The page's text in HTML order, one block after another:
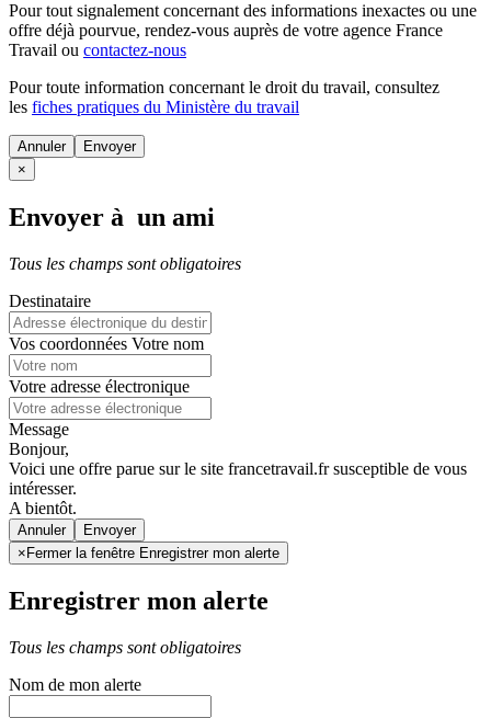
Pour tout signalement concernant des informations inexactes ou une
offre déjà pourvue, rendez-vous auprès de votre agence France
Travail ou contactez-nous
Pour toute information concernant le droit du travail, consultez
les fiches pratiques du Ministère du travail
Annuler
×
Envoyer à un ami
Tous les champs sont obligatoires
Destinataire
Vos coordonnées Votre nom
Votre adresse électronique
Message
Bonjour,
Voici une offre parue sur le site francetravail.fr susceptible de vous
intéresser.
A bientôt.
Annuler
× Fermer la fenêtre Enregistrer mon alerte
Enregistrer mon alerte
Tous les champs sont obligatoires
Nom de mon alerte